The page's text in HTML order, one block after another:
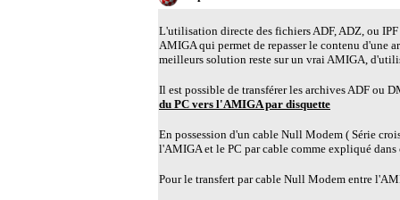
L'utilisation directe des fichiers ADF, ADZ, ou
AMIGA qui permet de repasser le contenu d'une
meilleurs solution reste sur un vrai AMIGA,
Il est possible de transférer les archives ADF ou
du PC vers l'AMIGA par disquette
En possession d'un cable Null Modem ( Série
l'AMIGA et le PC par cable comme expliqué
Pour le transfert par cable Null Modem entre